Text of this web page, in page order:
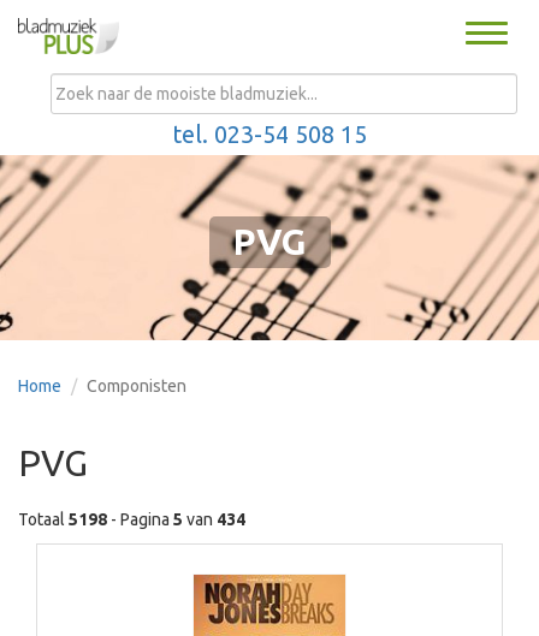
Toggle
tel. 023-54 508 15
MENU
PVG
Home Componisten
PVG
Totaal 5198 - Pagina 5 van 434